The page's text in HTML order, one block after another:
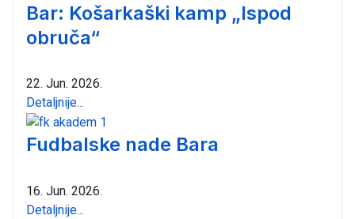
Bar: Košarkaški kamp „Ispod
obruča“
22. Jun. 2026.
Detaljnije...
Fudbalske nade Bara
16. Jun. 2026.
Detaljnije...